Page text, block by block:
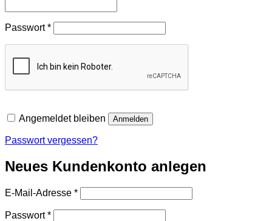
Passwort*Erforderlich
Angemeldet bleiben Anmelden
Passwort vergessen?
Neues Kundenkonto anlegen
E-Mail-Adresse *Erforderlich
Passwort*Erforderlich